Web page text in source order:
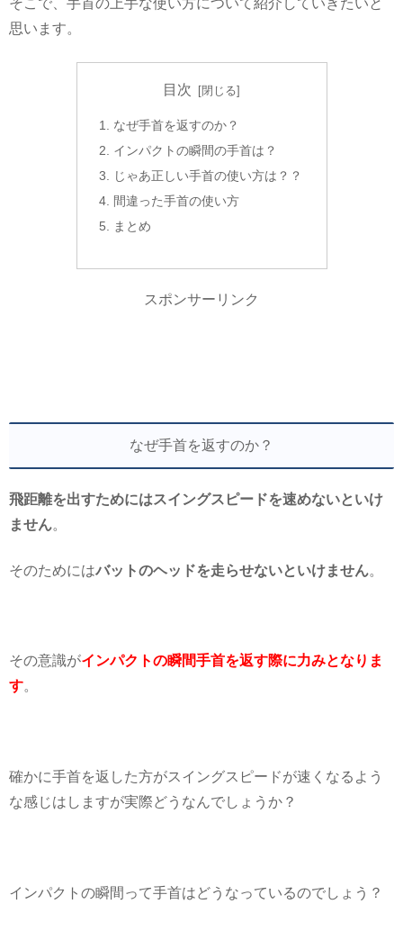
そこで、手首の上手な使い方について紹介していきたいと
思います。
目次
なぜ手首を返すのか？
インパクトの瞬間の手首は？
じゃあ正しい手首の使い方は？？
間違った手首の使い方
まとめ
スポンサーリンク
なぜ手首を返すのか？
飛距離を出すためにはスイングスピードを速めないといけ
ません。
そのためにはバットのヘッドを走らせないといけません。
その意識がインパクトの瞬間手首を返す際に力みとなりま
す。
確かに手首を返した方がスイングスピードが速くなるよう
な感じはしますが実際どうなんでしょうか？
インパクトの瞬間って手首はどうなっているのでしょう？